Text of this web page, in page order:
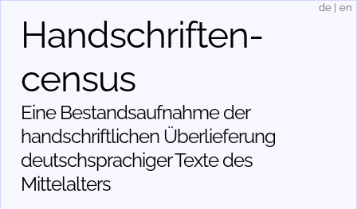
Handschriften­
census
Eine Bestandsaufnahme der
handschriftlichen Über­lieferung
deutschsprachiger Texte des
Mittelalters
de en